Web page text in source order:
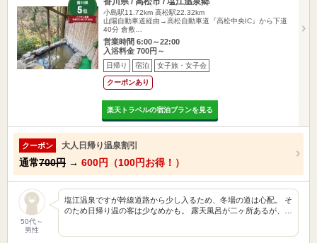
小島駅11.72km 高松駅22.32km
山陽自動車道経由→高松自動車道『高松中央IC』から下道
40分 倉敷…
営業時間 6:00～22:00
入浴料金 700円～
日帰り 宿泊 女子旅・女子会
クーポンあり
楽天トラベルの宿泊プランを見る
クーポン 大人日帰り温泉割引
通常700円 → 600円（100円お得！）
50代～
男性
塩江温泉ですが幹線道路から少し入るため、冬場の道は心配。 そ
のため日帰り温の客は少なめかも。 露天風呂が二ヶ所あるが、…